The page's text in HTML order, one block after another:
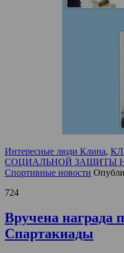
Интересные люди Клина,
СОЦИАЛЬНОЙ ЗАЩИТЫ
Спортивные новости
724
Вручена награда
Спартакиады